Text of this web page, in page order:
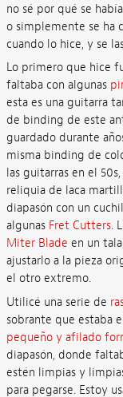
no sé por qué se
o simplemente se ha
cuando lo hice, y se
Lo primero que hice
faltaba con algunas
esta es una guitarra
de binding de este
guardado durante
misma binding de
las guitarras en el
reliquia de laca
diapasón con un
algunas Fret Cutters.
Miter Blade en un
ajustarlo a la pieza
el otro extremo.
Utilicé una serie de
sobrante que estaba
pequeño y afilado
diapasón, donde
estén limpias y
para pegarse. Estoy